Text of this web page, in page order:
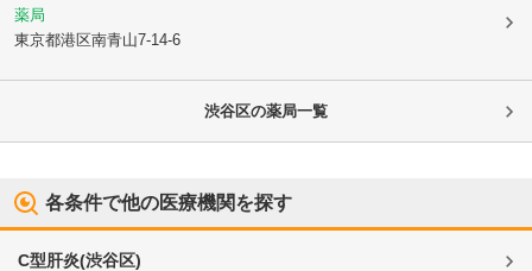
薬局
東京都港区南青山7-14-6
渋谷区の薬局一覧
各条件で他の医療機関を探す
C型肝炎(渋谷区)